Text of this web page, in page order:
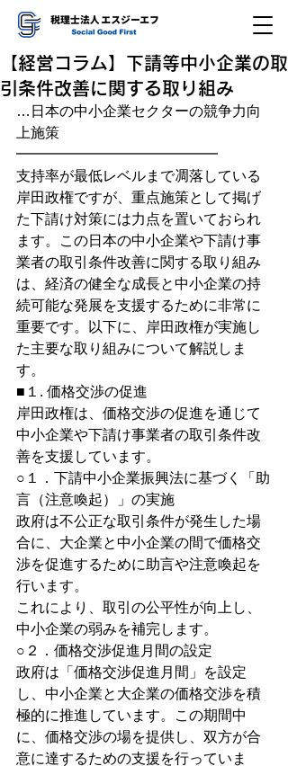
【経営コラム】下請等中小企業の取
引条件改善に関する取り組み
…日本の中小企業セクターの競争力向
上施策
━━━━━━━━━━━━━━
支持率が最低レベルまで凋落している
岸田政権ですが、重点施策として掲げ
た下請け対策には力点を置いておられ
ます。この日本の中小企業や下請け事
業者の取引条件改善に関する取り組み
は、経済の健全な成長と中小企業の持
続可能な発展を支援するために非常に
重要です。以下に、岸田政権が実施し
た主要な取り組みについて解説しま
す。
■１. 価格交渉の促進
岸田政権は、価格交渉の促進を通じて
中小企業や下請け事業者の取引条件改
善を支援しています。
○１．下請中小企業振興法に基づく「助
言（注意喚起）」の実施
政府は不公正な取引条件が発生した場
合に、大企業と中小企業の間で価格交
渉を促進するために助言や注意喚起を
行います。
これにより、取引の公平性が向上し、
中小企業の弱みを補完します。
○２．価格交渉促進月間の設定
政府は「価格交渉促進月間」を設定
し、中小企業と大企業の価格交渉を積
極的に推進しています。この期間中
に、価格交渉の場を提供し、双方が合
意に達するための支援を行っていま